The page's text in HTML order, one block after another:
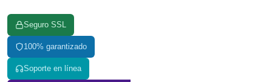
Seguro SSL
100% garantizado
Soporte en línea